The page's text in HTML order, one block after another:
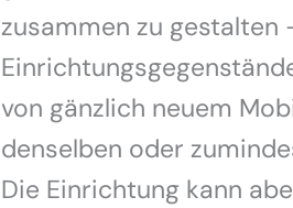
zusammen zu
von gänzlich neuem
denselben oder
Die Einrichtung kann